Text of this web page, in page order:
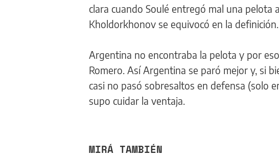
clara cuando Soulé entregó mal una
Kholdorkhonov se equivocó en la definición.
Argentina no encontraba la pelota y por
Romero. Así Argentina se paró mejor y, si
casi no pasó sobresaltos en defensa (solo
supo cuidar la ventaja.
MIRÁ TAMBIÉN